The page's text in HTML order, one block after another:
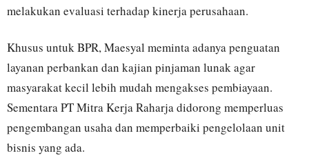
melakukan evaluasi terhadap kinerja perusahaan.
Khusus untuk BPR, Maesyal meminta adanya penguatan
layanan perbankan dan kajian pinjaman lunak agar
masyarakat kecil lebih mudah mengakses pembiayaan.
Sementara PT Mitra Kerja Raharja didorong memperluas
pengembangan usaha dan memperbaiki pengelolaan unit
bisnis yang ada.